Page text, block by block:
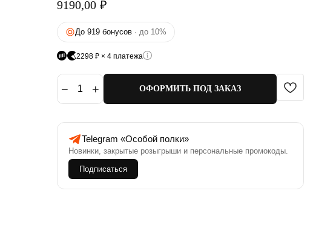
9190,00 ₽
До 919 бонусов · до 10%
2298 ₽ × 4 платежа
− 1 + ОФОРМИТЬ ПОД ЗАКАЗ
Telegram «Особой полки»
Новинки, закрытые розыгрыши и персональные промокоды.
Подписаться